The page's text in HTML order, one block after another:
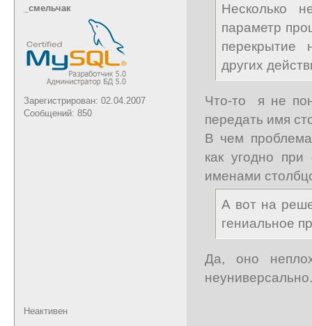
_cмельчак
Зарегистрирован: 02.04.2007
Сообщений: 850
Несколько
параметр
перекрытие
других
Что-то я не
передать имя
В чем
как угодно
именами
А вот на
гениальное
Да, оно
неуниверсально.
Неактивен